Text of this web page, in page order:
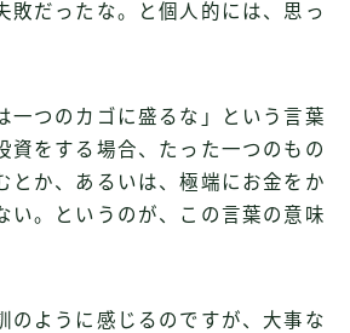
敗だったな。と個人的には、思っ
一つのカゴに盛るな」という言葉
資をする場合、たった一つのもの
とか、あるいは、極端にお金をか
い。というのが、この言葉の意味
のように感じるのですが、大事な